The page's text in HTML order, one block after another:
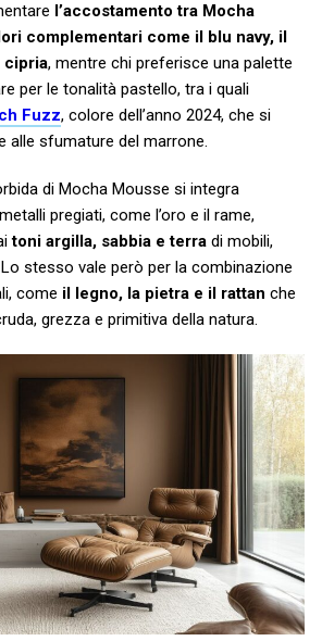
l’accostamento tra Mocha
complementari come il blu navy, il
cipria, mentre chi preferisce una palette
per le tonalità pastello, tra i quali
Fuzz, colore dell’anno 2024, che si
alle sfumature del marrone.
di Mocha Mousse si integra
pregiati, come l’oro e il rame,
toni argilla, sabbia e terra di mobili,
stesso vale però per la combinazione
come il legno, la pietra e il rattan che
grezza e primitiva della natura.